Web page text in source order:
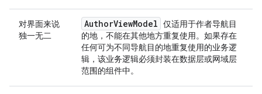
对界面来说
独一无二
AuthorViewModel 仅适用于作者导航目
的地，不能在其他地方重复使用。如果存在
任何可为不同导航目的地重复使用的业务逻
辑，该业务逻辑必须封装在数据层或网域层
范围的组件中。